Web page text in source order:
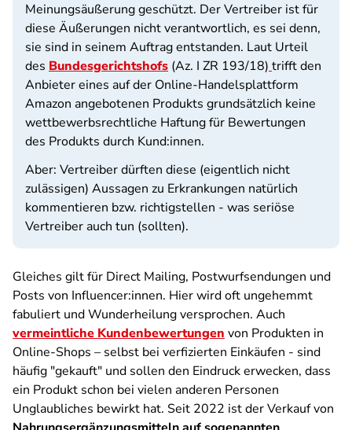
Meinungsäußerung geschützt. Der Vertreiber ist für
diese Äußerungen nicht verantwortlich, es sei denn,
sie sind in seinem Auftrag entstanden. Laut Urteil
des Bundesgerichtshofs (Az. I ZR 193/18) trifft den
Anbieter eines auf der Online-Handelsplattform
Amazon angebotenen Produkts grundsätzlich keine
wettbewerbsrechtliche Haftung für Bewertungen
des Produkts durch Kund:innen.
Aber: Vertreiber dürften diese (eigentlich nicht
zulässigen) Aussagen zu Erkrankungen natürlich
kommentieren bzw. richtigstellen - was seriöse
Vertreiber auch tun (sollten).
Gleiches gilt für Direct Mailing, Postwurfsendungen und
Posts von Influencer:innen. Hier wird oft ungehemmt
fabuliert und Wunderheilung versprochen. Auch
vermeintliche Kundenbewertungen von Produkten in
Online-Shops – selbst bei verfizierten Einkäufen - sind
häufig "gekauft" und sollen den Eindruck erwecken, dass
ein Produkt schon bei vielen anderen Personen
Unglaubliches bewirkt hat. Seit 2022 ist der Verkauf von